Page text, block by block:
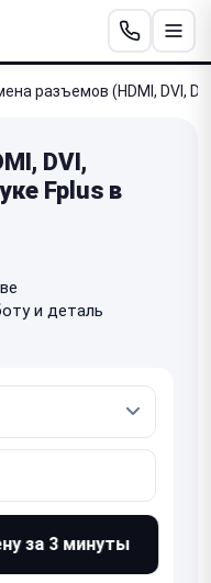
разъемов (HDMI, DVI,
DVI,
Fplus в
и деталь
за 3 минуты